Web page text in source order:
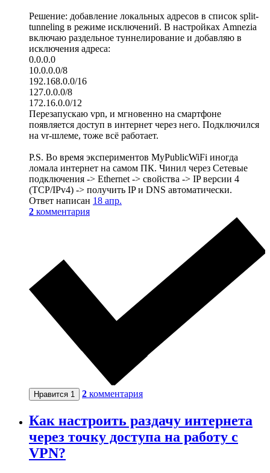
Решение: добавление локальных адресов в список split-
tunneling в режиме исключений. В настройках Amnezia
включаю раздельное туннелирование и добавляю в
исключения адреса:
0.0.0.0
10.0.0.0/8
192.168.0.0/16
127.0.0.0/8
172.16.0.0/12
Перезапускаю vpn, и мгновенно на смартфоне
появляется доступ в интернет через него. Подключился
на vr-шлеме, тоже всё работает.
P.S. Во время экспериментов MyPublicWiFi иногда
ломала интернет на самом ПК. Чинил через Сетевые
подключения -> Ethernet -> свойства -> IP версии 4
(TCP/IPv4) -> получить IP и DNS автоматически.
Ответ написан 18 апр.
2 комментария
Нравится 1 2 комментария
Как настроить раздачу интернета
через точку доступа на работу с
VPN?